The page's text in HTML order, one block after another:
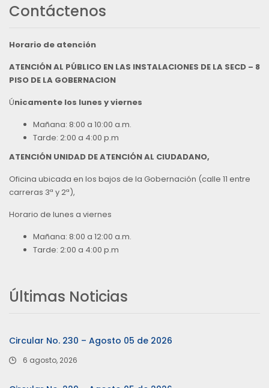
Contáctenos
Horario de atención
ATENCIÓN AL PÚBLICO EN LAS INSTALACIONES DE LA SECD – 8
PISO DE LA GOBERNACION
Únicamente los lunes y viernes
Mañana: 8:00 a 10:00 a.m.
Tarde: 2:00 a 4:00 p.m
ATENCIÓN UNIDAD DE ATENCIÓN AL CIUDADANO,
Oficina ubicada en los bajos de la Gobernación (calle 11 entre
carreras 3ª y 2ª),
Horario de lunes a viernes
Mañana: 8:00 a 12:00 a.m.
Tarde: 2:00 a 4:00 p.m
Últimas Noticias
Circular No. 230 – Agosto 05 de 2026
6 agosto, 2026